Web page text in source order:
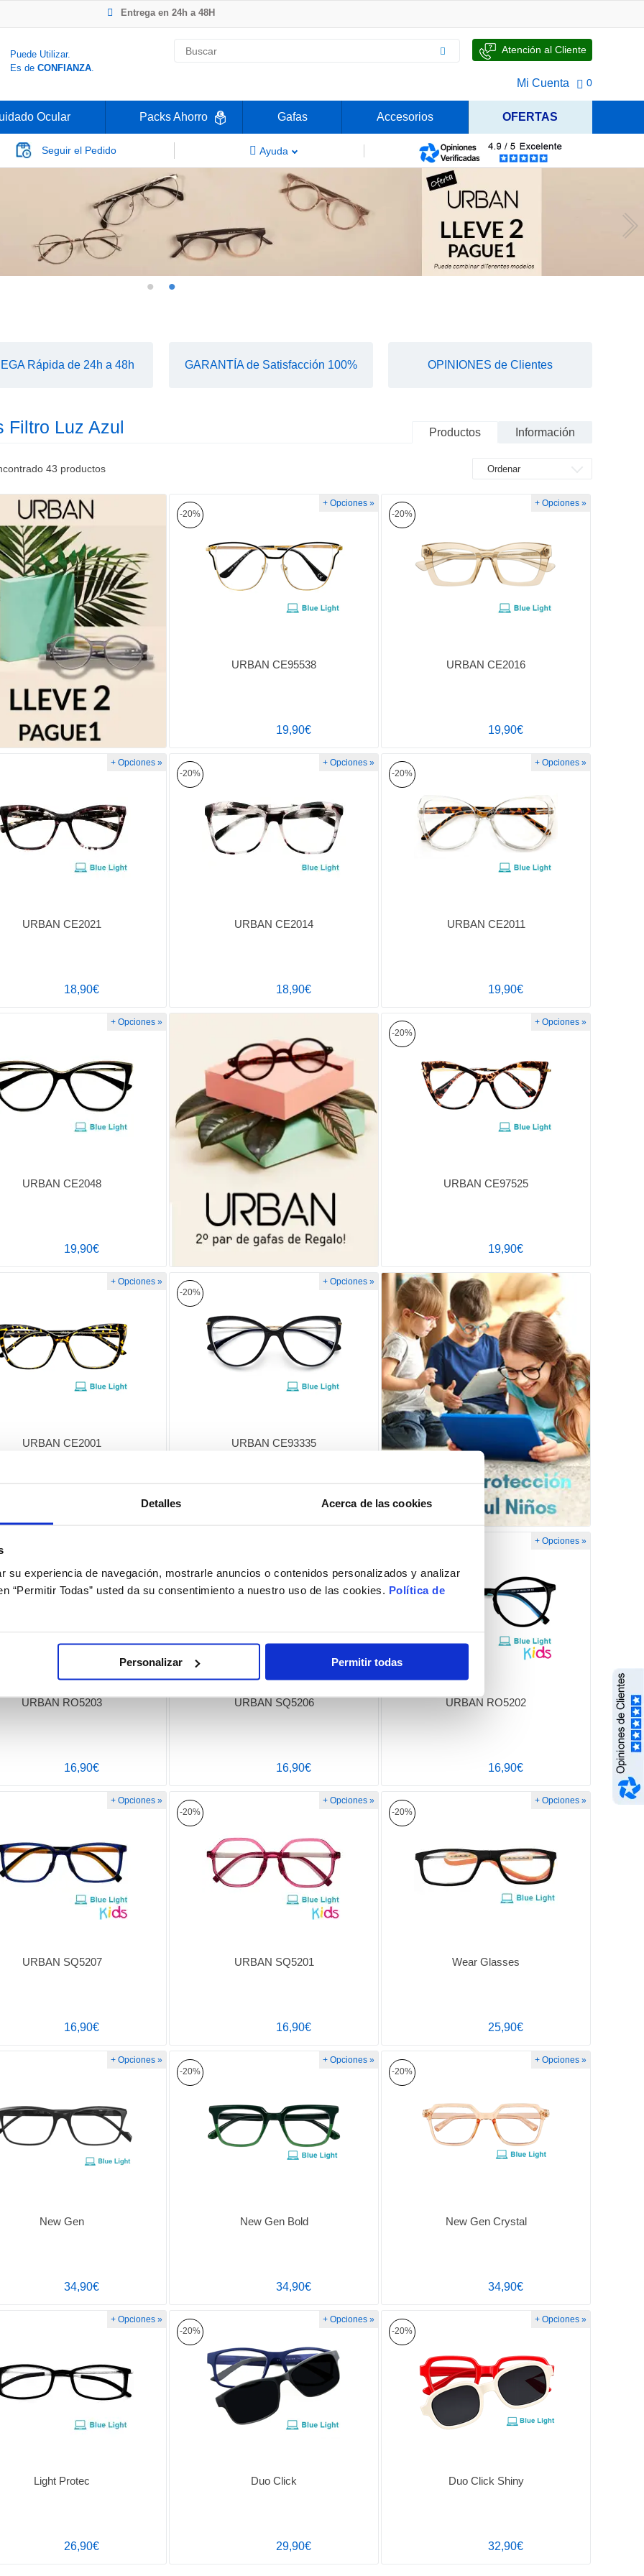
Detalles Acerca de las cookies
su experiencia de navegación, mostrarle anuncios o contenidos personalizados y analizar
“Permitir Todas” usted da su consentimiento a nuestro uso de las cookies. Política de
Personalizar Permitir todas
Entrega en 24h a 48H
Nº1 en Opinión de los Clientes
Puede Utilizar.
Es de CONFIANZA.
Atención al Cliente
Mi Cuenta 0
Ocular Packs Ahorro Gafas Accesorios OFERTAS
Seguir el Pedido Ayuda
Rápida de 24h a 48h GARANTÍA de Satisfacción 100% OPINIONES de Clientes
Filtro Luz Azul Productos Información
43 productos
URBAN CE95538
19,90€
-20%
+ Opciones »
URBAN CE2016
19,90€
-20%
+ Opciones »
URBAN CE2021
18,90€
+ Opciones »
URBAN CE2014
18,90€
-20%
+ Opciones »
URBAN CE2011
19,90€
-20%
+ Opciones »
URBAN CE2048
19,90€
+ Opciones »
URBAN CE97525
19,90€
-20%
+ Opciones »
URBAN CE2001
+ Opciones »
URBAN CE93335
-20%
+ Opciones »
URBAN RO5203
16,90€
URBAN SQ5206
16,90€
URBAN RO5202
16,90€
+ Opciones »
URBAN SQ5207
16,90€
+ Opciones »
URBAN SQ5201
16,90€
-20%
+ Opciones »
Wear Glasses
25,90€
-20%
+ Opciones »
New Gen
34,90€
+ Opciones »
New Gen Bold
34,90€
-20%
+ Opciones »
New Gen Crystal
34,90€
-20%
+ Opciones »
Light Protec
26,90€
+ Opciones »
Duo Click
29,90€
-20%
+ Opciones »
Duo Click Shiny
32,90€
-20%
+ Opciones »